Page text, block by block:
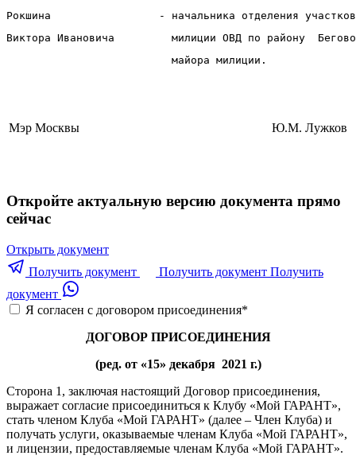
Рокшина                 - начальника отделения
Виктора Ивановича         милиции ОВД по району
                          майора милиции.
Мэр Москвы Ю.М. Лужков
Откройте актуальную версию документа прямо
сейчас
Открыть документ
Получить документ
Получить документ Получить
документ
Я согласен с договором присоединения*
ДОГОВОР ПРИСОЕДИНЕНИЯ
(ред. от «15» декабря 2021 г.)
Сторона 1, заключая настоящий Договор присоединения,
выражает согласие присоединиться к Клубу «Мой ГАРАНТ»,
стать членом Клуба «Мой ГАРАНТ» (далее – Член Клуба) и
получать услуги, оказываемые членам Клуба «Мой ГАРАНТ»,
и лицензии, предоставляемые членам Клуба «Мой ГАРАНТ».